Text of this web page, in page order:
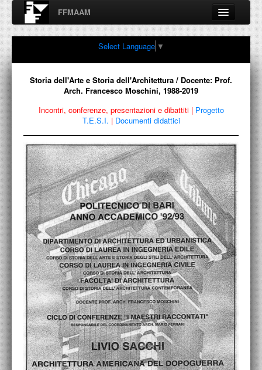
FFMAAM
Fondo Francesco Moschini
A.A.M. Architettura Arte Moderna
Percorsi, nodi, sconfinamenti e contaminazioni tra Arte,
FRANCESCO MOSCHINI
PUBBLICAZIONI
CONFERENZE
VIDEO
COLLEZIONE
ACCADEMIA NAZIONALE DI SAN LUCA
I.E.D. / ROMA
POLITECNICO DI BARI
BIBLIOTECA FRANCESCO MOSCHINI
A.A.M. ARCHITETTURA ARTE MODERNA
Select Language ▼
Storia dell'Arte e Storia dell'Architettura / Docente: Prof.
Arch. Francesco Moschini, 1988-2019
Incontri, conferenze, presentazioni e dibattiti | Progetto
T.E.S.I. | Documenti didattici